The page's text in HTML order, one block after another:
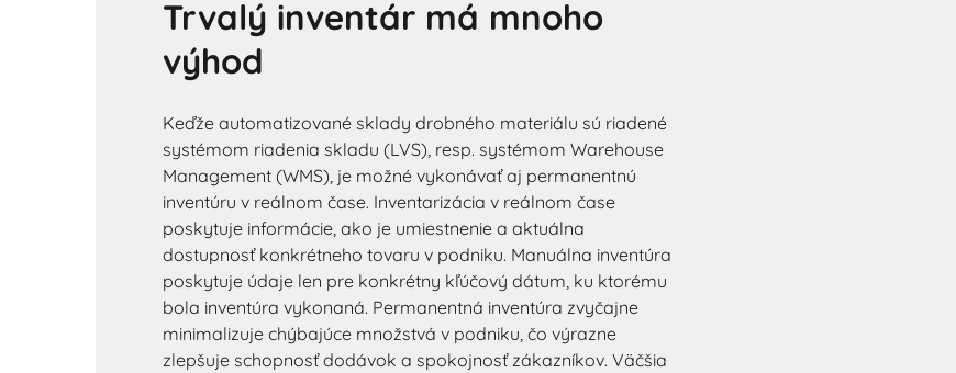
Trvalý inventár má mnoho
výhod
Keďže automatizované sklady drobného materiálu sú riadené
systémom riadenia skladu (LVS), resp. systémom Warehouse
Management (WMS), je možné vykonávať aj permanentnú
inventúru v reálnom čase. Inventarizácia v reálnom čase
poskytuje informácie, ako je umiestnenie a aktuálna
dostupnosť konkrétneho tovaru v podniku. Manuálna inventúra
poskytuje údaje len pre konkrétny kľúčový dátum, ku ktorému
bola inventúra vykonaná. Permanentná inventúra zvyčajne
minimalizuje chýbajúce množstvá v podniku, čo výrazne
zlepšuje schopnosť dodávok a spokojnosť zákazníkov. Väčšia